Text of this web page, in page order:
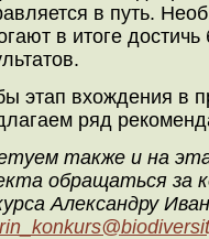
в путь.
в итоге
этап вхождения в
ряд
также и на
обращаться за
Александру